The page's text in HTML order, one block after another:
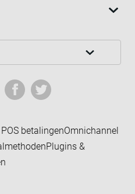
betalingenOmnichannel
Plugins &